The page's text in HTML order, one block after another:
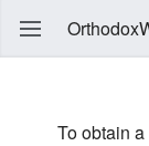
To obtain